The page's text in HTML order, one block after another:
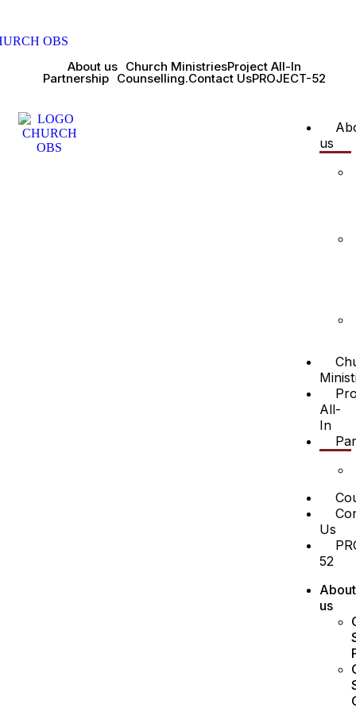
About us Church MinistriesProject All-In
Partnership Counselling.Contact UsPROJECT-52
us
All-
In
Us
52
About
us